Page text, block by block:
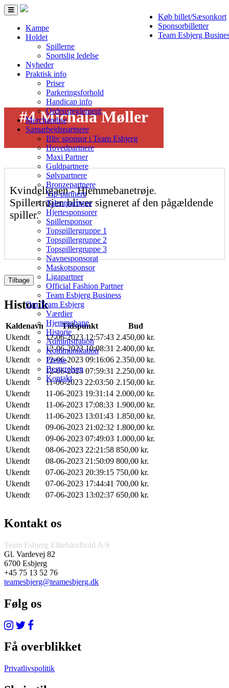
Køb billet/Sæsonkort
Sponsorbilletter
Team Esbjerg
Toggle
navigation
Kampe
Holdet
Spillerne
Sportslig ledelse
Nyheder
Praktisk info
Priser
Parkeringsforhold
Handicap info
Ordensreglement
Merchandise
Samarbejdspartnere
Bliv sponsor i Team Esbjerg
Hovedpartnere
Maxi Partner
Guldpartnere
Sølvpartnere
Bronzepartnere
Vip-partnere
Talentpartnere
Hjertesponsorer
Spillersponsor
Topspillergruppe 1
Topspillergruppe 2
Topspillergruppe 3
Navnesponsorat
Maskotsponsor
Ligapartner
Official Fashion Partner
Team Esbjerg Business
Om Team Esbjerg
Værdier
Hjemmebane
Historie
Administration
Kommunikation
Presse
Bestyrelsen
Kontakt
#4 Michala Møller
Kvindeligaen - Hjemmebanetrøje.
Spillertrøjen bliver signeret af den pågældende
spiller.
Tilbage
Historik
Kaldenavn Tidspunkt
Bud
Ukendt
12-06-2023 12:57:43 2.450,00 kr.
Ukendt
12-06-2023 10:08:31 2.400,00 kr.
Ukendt
12-06-2023 09:16:06 2.350,00 kr.
Ukendt
12-06-2023 07:59:31 2.250,00 kr.
Ukendt
11-06-2023 22:03:50 2.150,00 kr.
Ukendt
11-06-2023 19:31:14 2.000,00 kr.
Ukendt
11-06-2023 17:08:33 1.900,00 kr.
Ukendt
11-06-2023 13:01:43 1.850,00 kr.
Ukendt
09-06-2023 21:02:32 1.800,00 kr.
Ukendt
09-06-2023 07:49:03 1.000,00 kr.
Ukendt
08-06-2023 22:21:58 850,00 kr.
Ukendt
08-06-2023 21:50:09 800,00 kr.
Ukendt
07-06-2023 20:39:15 750,00 kr.
Ukendt
07-06-2023 17:44:41 700,00 kr.
Ukendt
07-06-2023 13:02:37 650,00 kr.
Kontakt os
Team Esbjerg Elitehåndbold A/S
Gl. Vardevej 82
6700 Esbjerg
+45 75 13 52 76
teamesbjerg@teamesbjerg.dk
Følg os
Få overblikket
Privatlivspolitik